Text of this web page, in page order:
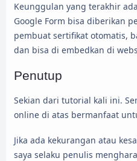
Keunggulan yang terakhir
Google Form bisa diberikan
pembuat sertifikat otomatis,
dan bisa di embedkan di
Penutup
Sekian dari tutorial kali ini.
online di atas bermanfaat
Jika ada kekurangan atau
saya selaku penulis